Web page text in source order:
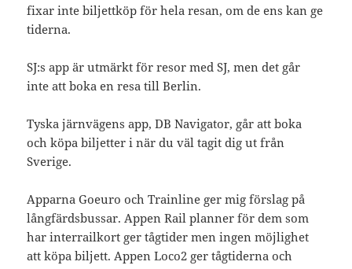
fixar inte biljettköp för hela resan, om de ens kan ge
tiderna.
SJ:s app är utmärkt för resor med SJ, men det går
inte att boka en resa till Berlin.
Tyska järnvägens app, DB Navigator, går att boka
och köpa biljetter i när du väl tagit dig ut från
Sverige.
Apparna Goeuro och Trainline ger mig förslag på
långfärdsbussar. Appen Rail planner för dem som
har interrailkort ger tågtider men ingen möjlighet
att köpa biljett. Appen Loco2 ger tågtiderna och